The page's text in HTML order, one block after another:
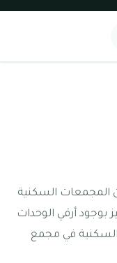
المجمعات السكنية
بوجود أرقي الوحدات
في مجمع